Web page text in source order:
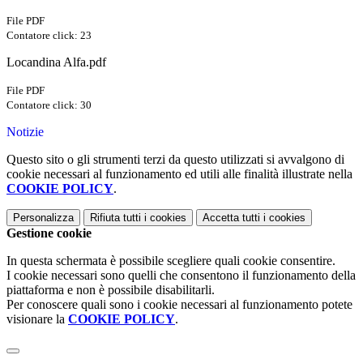
File PDF
Contatore click: 23
Locandina Alfa.pdf
File PDF
Contatore click: 30
Notizie
Questo sito o gli strumenti terzi da questo utilizzati si avvalgono di
cookie necessari al funzionamento ed utili alle finalità illustrate nella
COOKIE POLICY.
Personalizza Rifiuta tutti i cookies Accetta tutti i cookies
Gestione cookie
In questa schermata è possibile scegliere quali cookie consentire.
I cookie necessari sono quelli che consentono il funzionamento della
piattaforma e non è possibile disabilitarli.
Per conoscere quali sono i cookie necessari al funzionamento potete
visionare la COOKIE POLICY.